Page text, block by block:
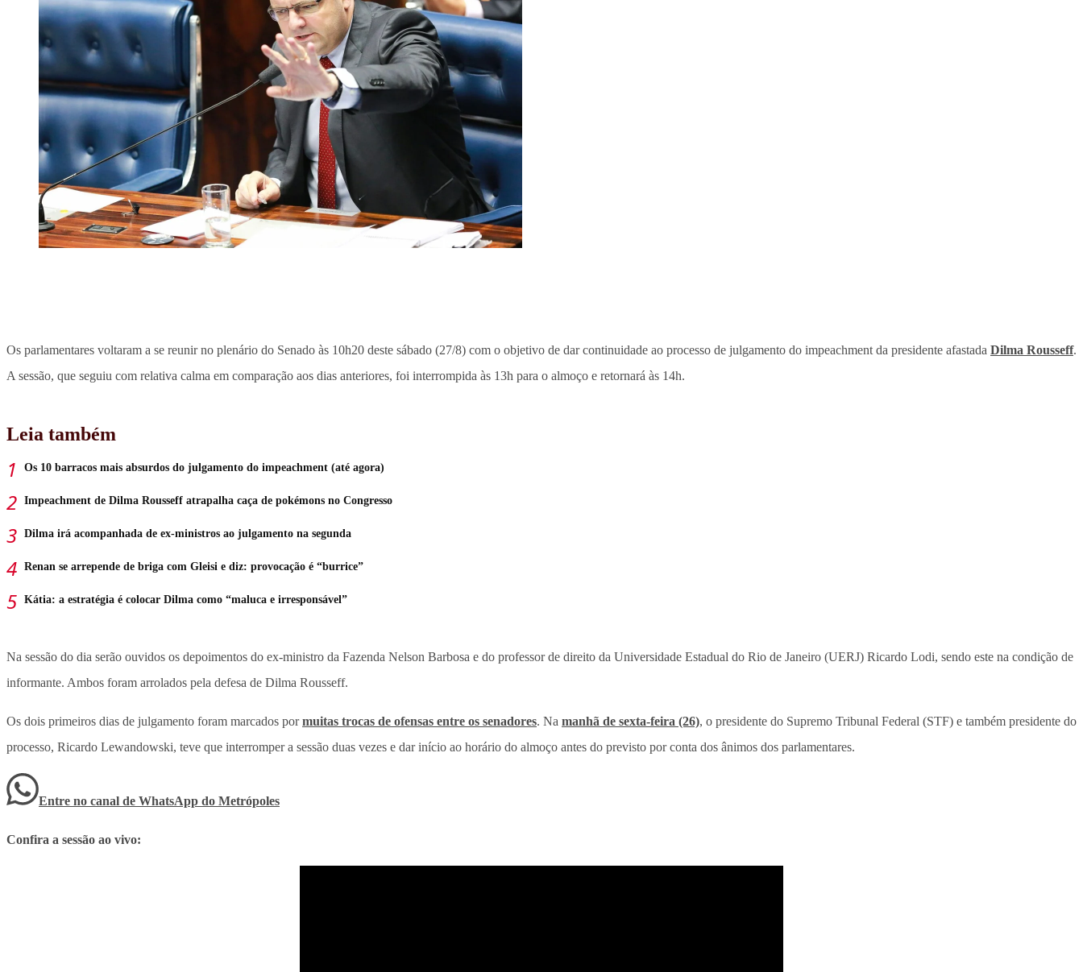
Os parlamentares voltaram a se reunir no plenário do Senado às 10h20 deste sábado (27/8) com o objetivo de dar continuidade ao processo de julgamento do impeachment da presidente afastada Dilma Rousseff.
A sessão, que seguiu com relativa calma em comparação aos dias anteriores, foi interrompida às 13h para o almoço e retornará às 14h.
Leia também
Os 10 barracos mais absurdos do julgamento do impeachment (até agora)
Impeachment de Dilma Rousseff atrapalha caça de pokémons no Congresso
Dilma irá acompanhada de ex-ministros ao julgamento na segunda
Renan se arrepende de briga com Gleisi e diz: provocação é “burrice”
Kátia: a estratégia é colocar Dilma como “maluca e irresponsável”
Na sessão do dia serão ouvidos os depoimentos do ex-ministro da Fazenda Nelson Barbosa e do professor de direito da Universidade Estadual do Rio de Janeiro (UERJ) Ricardo Lodi, sendo este na condição de
informante. Ambos foram arrolados pela defesa de Dilma Rousseff.
Os dois primeiros dias de julgamento foram marcados pormuitas trocas de ofensas entre os senadores. Na manhã de sexta-feira (26), o presidente do Supremo Tribunal Federal (STF) e também presidente do
processo, Ricardo Lewandowski, teve que interromper a sessão duas vezes e dar início ao horário do almoço antes do previsto por conta dos ânimos dos parlamentares.
Entre no canal de WhatsApp do Metrópoles
Confira a sessão ao vivo: